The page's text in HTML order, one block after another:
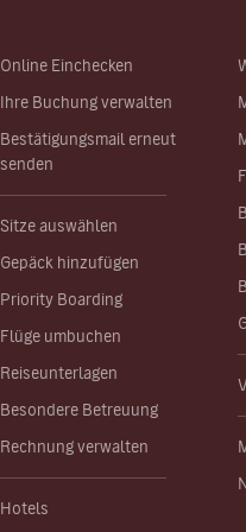
Online Einchecken
Ihre Buchung verwalten
Bestätigungsmail erneut
senden
Sitze auswählen
Gepäck hinzufügen
Priority Boarding
Flüge umbuchen
Reiseunterlagen
Besondere Betreuung
Rechnung verwalten
Hotels